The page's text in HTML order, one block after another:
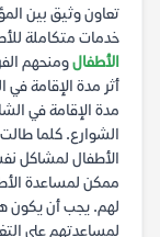
تعاون وثيق بين
خدمات متكاملة
الأطفالومنحهم
أثر مدة الإقامة في
مدة الإقامة في
الشوارع. كلما
الأطفال لمشاكل
ممكن لمساعدة
لهم. يجب أن يكون
لمساعدتهم على